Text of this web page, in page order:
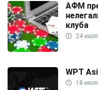
АФМ
клуба
24
WPT
18